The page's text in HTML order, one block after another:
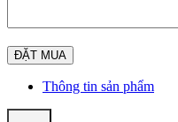
Thông tin sản phẩm